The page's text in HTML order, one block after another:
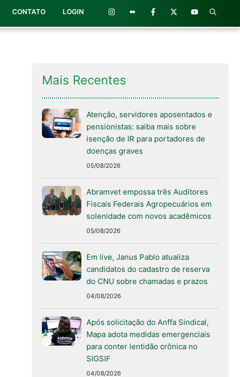
CONTATO LOGIN
Mais Recentes
Atenção, servidores aposentados e
pensionistas: saiba mais sobre
isenção de IR para portadores de
doenças graves
05/08/2026
Abramvet empossa três Auditores
Fiscais Federais Agropecuários em
solenidade com novos acadêmicos
05/08/2026
Em live, Janus Pablo atualiza
candidatos do cadastro de reserva
do CNU sobre chamadas e prazos
04/08/2026
Após solicitação do Anffa Sindical,
Mapa adota medidas emergenciais
para conter lentidão crônica no
SIGSIF
04/08/2026